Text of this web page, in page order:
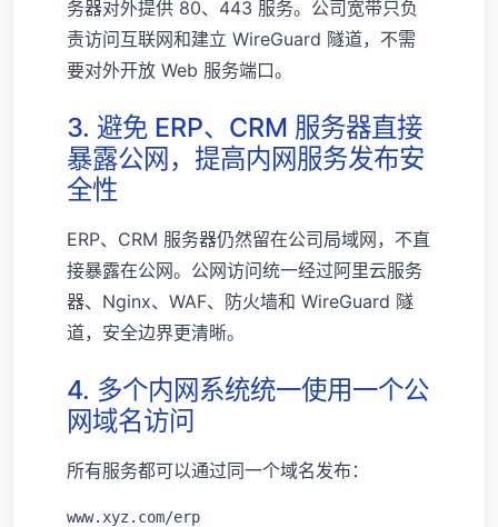
务器对外提供 80、443 服务。公司宽带只负
责访问互联网和建立 WireGuard 隧道，不需
要对外开放 Web 服务端口。
3. 避免 ERP、CRM 服务器直接
暴露公网，提高内网服务发布安
全性
ERP、CRM 服务器仍然留在公司局域网，不直
接暴露在公网。公网访问统一经过阿里云服务
器、Nginx、WAF、防火墙和 WireGuard 隧
道，安全边界更清晰。
4. 多个内网系统统一使用一个公
网域名访问
所有服务都可以通过同一个域名发布：
www.xyz.com/erp